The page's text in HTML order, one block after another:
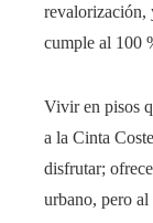
revalorización,
cumple al 100
Vivir en pisos
a la Cinta
disfrutar;
urbano, pero